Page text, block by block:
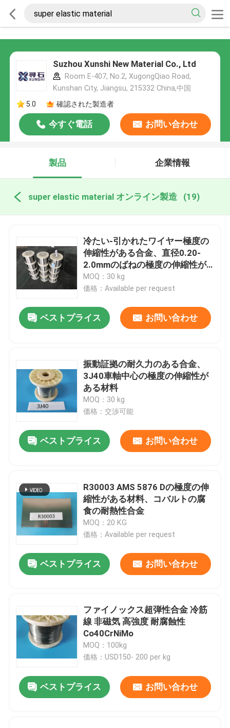
Suzhou Xunshi New Material Co., Ltd
Room E-407, No.2, XugongQiao Road,
Kunshan City, Jiangsu, 215332 China,中国
5.0
確認された製造者
今すぐ電話 お問い合わせ
製品 企業情報
super elastic material オンライン製造 (19)
冷たい-引かれたワイヤー極度の
伸縮性がある合金、直径0.20-
2.0mmのばねの極度の伸縮性が
ある材料
MOQ：30 kg
価格：Available per request
ベストプライス お問い合わせ
振動証拠の耐久力のある合金、
3J40車軸中心の極度の伸縮性が
ある材料
MOQ：30 kg
価格：交渉可能
ベストプライス お問い合わせ
R30003 AMS 5876 Dの極度の伸
縮性がある材料、コバルトの腐
食の耐熱性合金
MOQ：20 KG
価格：Available per request
ベストプライス お問い合わせ
ファイノックス超弾性合金 冷筋
線 非磁気 高強度 耐腐蝕性
Co40CrNiMo
MOQ：100kg
価格：USD150- 200 per kg
ベストプライス お問い合わせ